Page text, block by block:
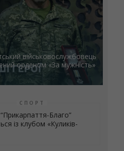
військовослужбовець
орденом «За мужність»
СПОРТ
Благо”
із клубом «Куликів-